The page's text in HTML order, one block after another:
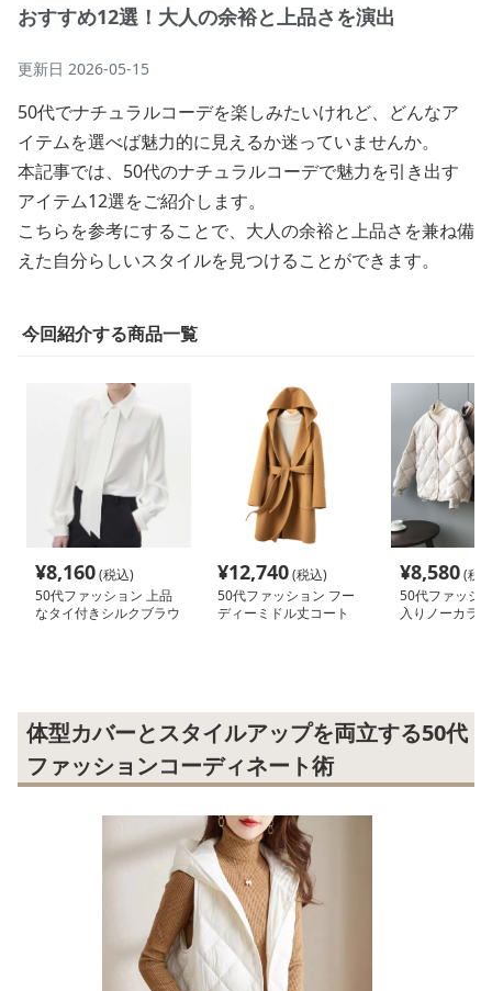
おすすめ12選！大人の余裕と上品さを演出
更新日 2026-05-15
50代でナチュラルコーデを楽しみたいけれど、どんなア
イテムを選べば魅力的に見えるか迷っていませんか。
本記事では、50代のナチュラルコーデで魅力を引き出す
アイテム12選をご紹介します。
こちらを参考にすることで、大人の余裕と上品さを兼ね備
えた自分らしいスタイルを見つけることができます。
今回紹介する商品一覧
¥8,160(税込)
50代ファッション 上品
なタイ付きシルクブラウ
¥12,740(税込)
50代ファッション フー
ディーミドル丈コート
¥8,580(税
50代ファッシ
入りノーカラ
体型カバーとスタイルアップを両立する50代
ファッションコーディネート術